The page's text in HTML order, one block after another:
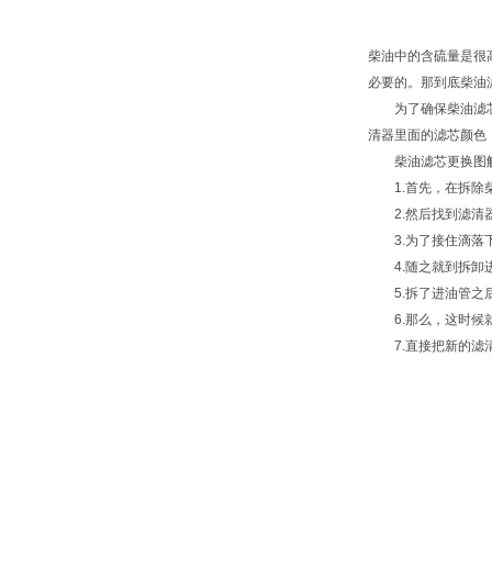
柴油中的含硫量是很
必要的。那到底柴
为了确保柴油滤芯
清器里面的滤芯颜色
柴油滤芯更换图解
1.首先，在拆除柴
2.然后找到滤清器
3.为了接住滴落下
4.随之就到拆卸进
5.拆了进油管之后
6.那么，这时候就
7.直接把新的滤清